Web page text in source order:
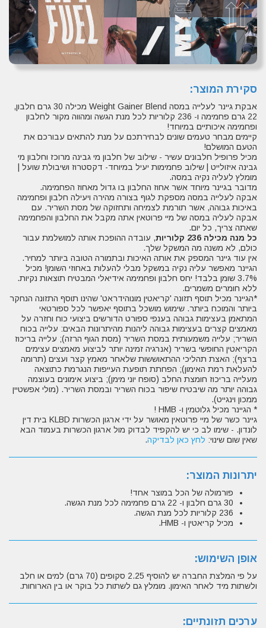
סקירת המוצר:
אבקת גיינר לעלייה במסה Weight Gainer Blend מכילה 30 גרם חלבון,
22 גרם פחמימה ו- 236 קלוריות לכל מנת הגשה ומהווה מקור לחלבון
ופחמימה איכותיים במיוחד!
קיימים מבחר טעמים שונים לבחירתכם על מנת להתאים עבורכם את
הטעם המושלם!
מכיל פרופיל חלבונים עשיר - שילוב של חלבון מי גבינה מרוכז וחלבון מי
גבינה איזולייט | שילוב פחמימות יעיל במיוחד- דקסטרוז ושיבולת שועל |
מומלץ לעליה נקיה במסה.
מדובר בגיינר מיוחד אשר אחוז החלבון בו גדול מאחוז הפחמימה.
אבקה לעלייה במסה מספקת לגוף בצורה מהירה ויעילה חלבון ופחמימה
באיכות גבוהה, אשר תורמת לצמיחה ותחזוקה של מסת השריר. עם
אבקה לעליה במסה של מיי פרוטאין אתה מקבל את החלבון והפחמימה
שאתה צריך, כל יום.
כל מנה מכילה 236 קלוריות
, עובדה ההופכת אותה למושלמת עבור
כולם, לא משנה מה המשקל שלך.
אין עוד גיינר המספק את אותה האיכות ובתמורה הטובה ביותר למחיר.
הגיינר מאפשר עליה נקיה במשקל מבלי להעלות באחוזי השומן! מכיל
3.7% שומן בלבד! יחס חלבון ופחמימה אידיאלי המבטיח תוצאות נקיות.
ללא חומרים משמרים.
*הגיינר מכיל תוסף תזונה 'קריאטין מונוהידראט' שהינו תוסף התזונה הנחקר
ביותר והמוכח ביותר. שימוש מושכל בתוסף יאפשר לכל ספורטאי
המתאמן בעצימות גבוהה בענפי ספורט הדורשים ביצועי כוח וחזרה על
מאמצים קצרים בעצימות גבוהה ליהנות מהיתרונות הבאים: עלייה בכוח
השריר; עלייה משמעותית במסת השריר (מסת הגוף הרזה); עלייה בריכוז
הקריאטין החופשי בשריר (אנרגיה זמינה יותר לביצוע מאמצים עצימים
ברצף); האצת תהליכי ההתאוששות שלאחר מאמץ קצר ועצים (תרומה
להעלאת רמת האימון); הפחתת תופעת העייפות הנגרמת כתוצאה
מעלייה בריכוז חומצת החלב (סופח יוני מימן); ביצוע אימונים בעוצמה
גבוהה יותר מה שיבטיח שיפור בכוח השריר ובמסת השריר. (מולי אפשטיין
ממכון וינגייט).
* הגיינר מכיל גלוטמין ו- HMB !
גיינר כשר של מיי פרוטאין מאושר על ידי ארגון הכשרות KLBD בית דין
לונדון. - שימו לב כי יש להקפיד לבדוק מול ארגון הכשרות בעמוד הבא
שאין שום שינוי: לחץ כאן לבדיקה.
יתרונות המוצר:
פורמולה של הכל במוצר אחד!
30 גרם חלבון ו- 22 גרם פחמימה לכל מנת הגשה.
236 קלוריות לכל מנת הגשה.
מכיל קריאטין ו- HMB.
אופן השימוש:
על פי המלצת החברה יש להוסיף 2.25 סקופים (70 גרם) למים או חלב
ולשתות מיד לאחר האימון. מומלץ גם לשתות כל בוקר או בין הארוחות.
ערכים תזונתיים: